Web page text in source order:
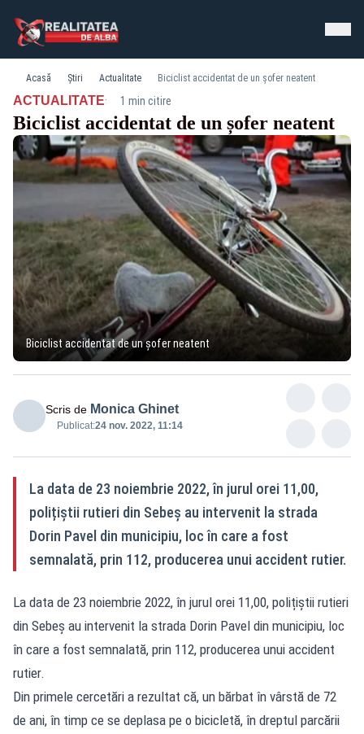
Acasă Știri Actualitate Biciclist accidentat de un șofer neatent
ACTUALITATE· 1 min citire
Biciclist accidentat de un șofer neatent
Biciclist accidentat de un șofer neatent
Scris de Monica Ghinet
Publicat:24 nov. 2022, 11:14
La data de 23 noiembrie 2022, în jurul orei 11,00,
polițiștii rutieri din Sebeș au intervenit la strada
Dorin Pavel din municipiu, loc în care a fost
semnalată, prin 112, producerea unui accident rutier.
La data de 23 noiembrie 2022, în jurul orei 11,00, polițiștii rutieri
din Sebeș au intervenit la strada Dorin Pavel din municipiu, loc
în care a fost semnalată, prin 112, producerea unui accident
rutier.
Din primele cercetări a rezultat că, un bărbat în vârstă de 72
de ani, în timp ce se deplasa pe o bicicletă, în dreptul parcării